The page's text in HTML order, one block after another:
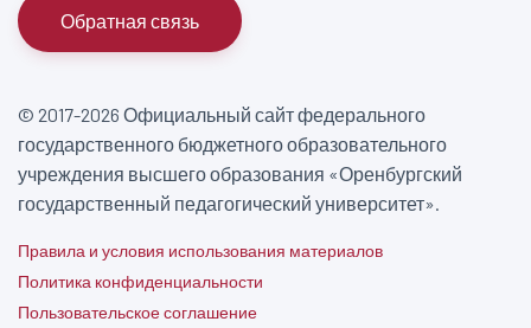
Обратная связь
© 2017-2026 Официальный сайт федерального
государственного бюджетного образовательного
учреждения высшего образования «Оренбургский
государственный педагогический университет».
Правила и условия использования материалов
Политика конфиденциальности
Пользовательское соглашение